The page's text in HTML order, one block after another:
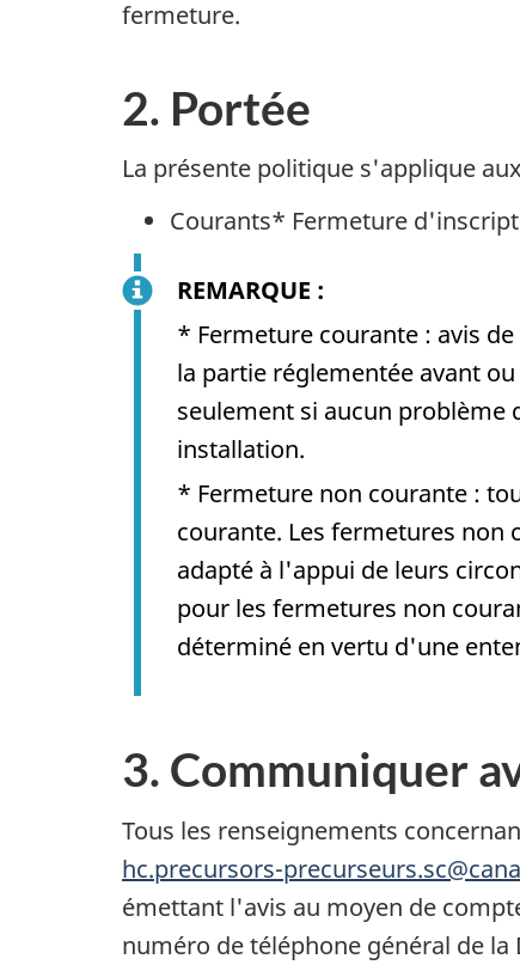
fermeture.
2. Portée
La présente politique s'applique
Courants* Fermeture
REMARQUE :
* Fermeture courante : avis
la partie réglementée avant
seulement si aucun problème
installation.
* Fermeture non courante :
courante. Les fermetures non
adapté à l'appui de leurs
pour les fermetures non
déterminé en vertu d'une
3. Communiquer
Tous les renseignements
hc.precursors-
émettant l'avis au moyen de
numéro de téléphone général de